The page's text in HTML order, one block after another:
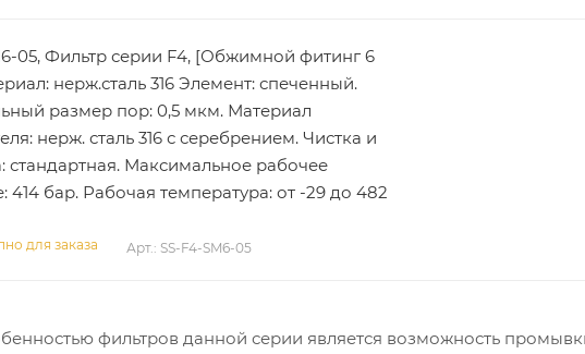
05, Фильтр серии F4, [Обжимной фитинг 6
нерж.сталь 316 Элемент: спеченный.
размер пор: 0,5 мкм. Материал
нерж. сталь 316 с серебрением. Чистка и
стандартная. Максимальное рабочее
414 бар. Рабочая температура: от -29 до 482
для заказа Арт.: SS-F4-SM6-05
фильтров данной серии является возможность